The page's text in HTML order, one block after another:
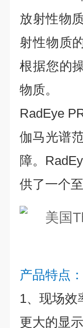
放射性物
射性物质
根据您的
物质。
RadEye
伽马光谱
障。
供了一个
产品特点：
1、现场效
更大的显